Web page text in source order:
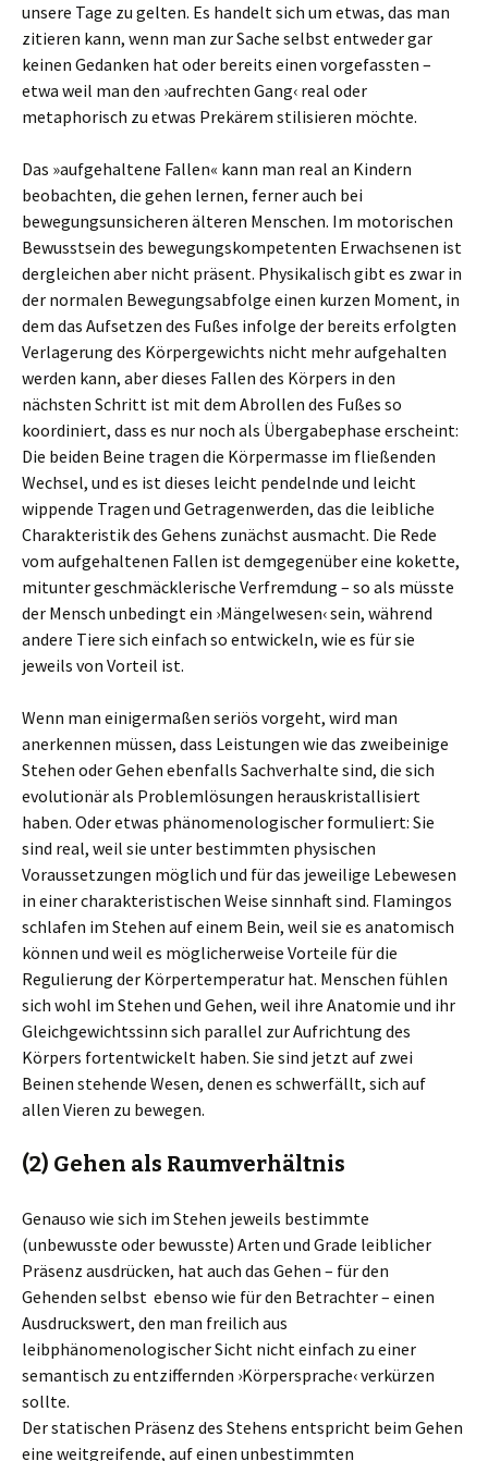
unsere Tage zu gelten. Es handelt sich um etwas, das man
zitieren kann, wenn man zur Sache selbst entweder gar
keinen Gedanken hat oder bereits einen vorgefassten –
etwa weil man den ›aufrechten Gang‹ real oder
metaphorisch zu etwas Prekärem stilisieren möchte.
Das »aufgehaltene Fallen« kann man real an Kindern
beobachten, die gehen lernen, ferner auch bei
bewegungsunsicheren älteren Menschen. Im motorischen
Bewusstsein des bewegungskompetenten Erwachsenen ist
dergleichen aber nicht präsent. Physikalisch gibt es zwar in
der normalen Bewegungsabfolge einen kurzen Moment, in
dem das Aufsetzen des Fußes infolge der bereits erfolgten
Verlagerung des Körpergewichts nicht mehr aufgehalten
werden kann, aber dieses Fallen des Körpers in den
nächsten Schritt ist mit dem Abrollen des Fußes so
koordiniert, dass es nur noch als Übergabephase erscheint:
Die beiden Beine tragen die Körpermasse im fließenden
Wechsel, und es ist dieses leicht pendelnde und leicht
wippende Tragen und Getragenwerden, das die leibliche
Charakteristik des Gehens zunächst ausmacht. Die Rede
vom aufgehaltenen Fallen ist demgegenüber eine kokette,
mitunter geschmäcklerische Verfremdung – so als müsste
der Mensch unbedingt ein ›Mängelwesen‹ sein, während
andere Tiere sich einfach so entwickeln, wie es für sie
jeweils von Vorteil ist.
Wenn man einigermaßen seriös vorgeht, wird man
anerkennen müssen, dass Leistungen wie das zweibeinige
Stehen oder Gehen ebenfalls Sachverhalte sind, die sich
evolutionär als Problemlösungen herauskristallisiert
haben. Oder etwas phänomenologischer formuliert: Sie
sind real, weil sie unter bestimmten physischen
Voraussetzungen möglich und für das jeweilige Lebewesen
in einer charakteristischen Weise sinnhaft sind. Flamingos
schlafen im Stehen auf einem Bein, weil sie es anatomisch
können und weil es möglicherweise Vorteile für die
Regulierung der Körpertemperatur hat. Menschen fühlen
sich wohl im Stehen und Gehen, weil ihre Anatomie und ihr
Gleichgewichtssinn sich parallel zur Aufrichtung des
Körpers fortentwickelt haben. Sie sind jetzt auf zwei
Beinen stehende Wesen, denen es schwerfällt, sich auf
allen Vieren zu bewegen.
(2) Gehen als Raumverhältnis
Genauso wie sich im Stehen jeweils bestimmte
(unbewusste oder bewusste) Arten und Grade leiblicher
Präsenz ausdrücken, hat auch das Gehen – für den
Gehenden selbst ebenso wie für den Betrachter – einen
Ausdruckswert, den man freilich aus
leibphänomenologischer Sicht nicht einfach zu einer
semantisch zu entziffernden ›Körpersprache‹ verkürzen
sollte.
Der statischen Präsenz des Stehens entspricht beim Gehen
eine weitgreifende, auf einen unbestimmten